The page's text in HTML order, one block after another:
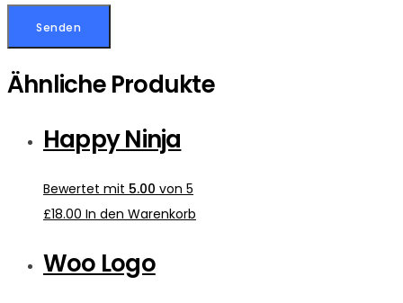
Ähnliche Produkte
Happy Ninja
Bewertet mit 5.00 von 5
£18.00 In den Warenkorb
Woo Logo